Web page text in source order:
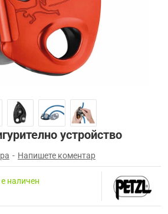
устройство
наличен
- Напишете коментар